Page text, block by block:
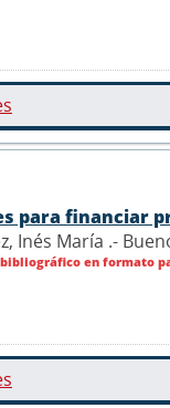
para financiar
Inés María .-
en formato